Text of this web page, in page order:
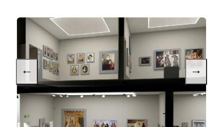
← →